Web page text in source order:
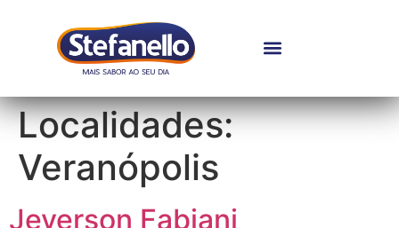
Localidades:
Veranópolis
Jeverson Fabiani